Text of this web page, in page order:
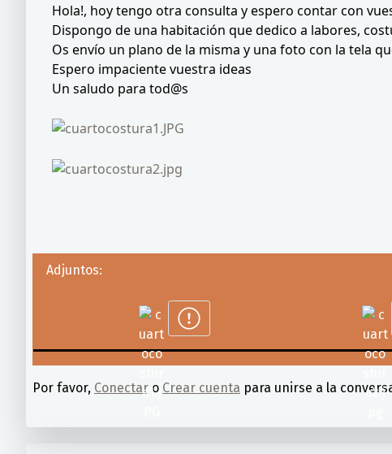
Hola!, hoy tengo otra consulta y espero contar con
Dispongo de una habitación que dedico a labores,
Os envío un plano de la misma y una foto con la tela
Espero impaciente vuestra ideas
Un saludo para tod@s
Adjuntos:
Por favor, Conectar o Crear cuenta para unirse a la